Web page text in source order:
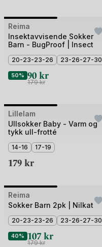
Outlet
Bilde
av
Reima
Insektavvisende Sokker
Barn - BugProof | Insect
20-23-23-26 23-26-27-30
50% 90 kr
179kr
Bilde
av
Lillelam
Ullsokker Baby - Varm og
tykk ull-frotté
14-16 17-19
179 kr
Outlet
Bilde
av
Reima
Sokker Barn 2pk | Nilkat
20-23-23-26 23-26-27-30
40% 107 kr
179kr